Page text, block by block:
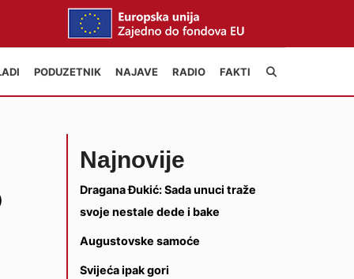
PODUZETNIK NAJAVE RADIO FAKTI
Najnovije
Dragana Đukić: Sada unuci traže
svoje nestale dede i bake
Augustovske samoće
Svijeća ipak gori